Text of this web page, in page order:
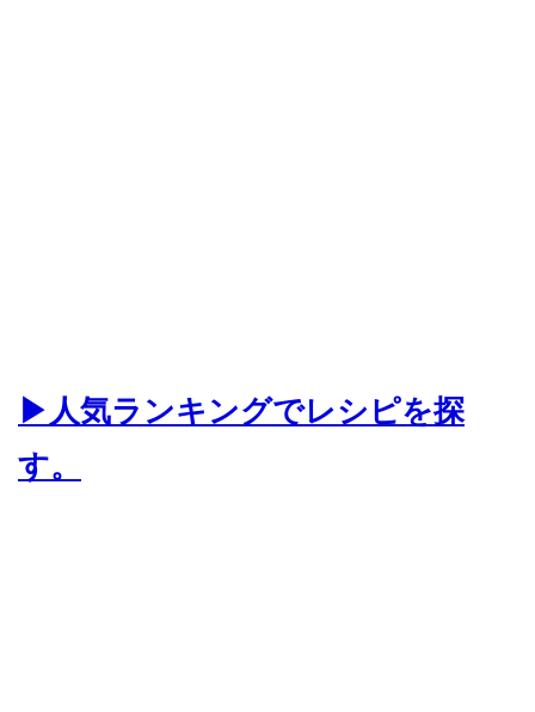
▶人気ランキングでレシピを探
す。